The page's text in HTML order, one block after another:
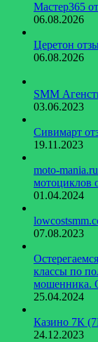
Мастер365
06.08.2026
Церетон
06.08.2026
SMM
03.06.2023
Сивимарт
19.11.2023
moto-
мотоциклов
01.04.2024
07.08.2023
классы по
мошенника.
25.04.2024
Казино 7К
24.12.2023